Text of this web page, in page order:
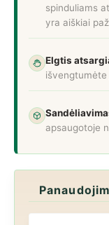
spinduliams
yra aiškiai
Elgtis
išvengtumėte
apsaugotoje